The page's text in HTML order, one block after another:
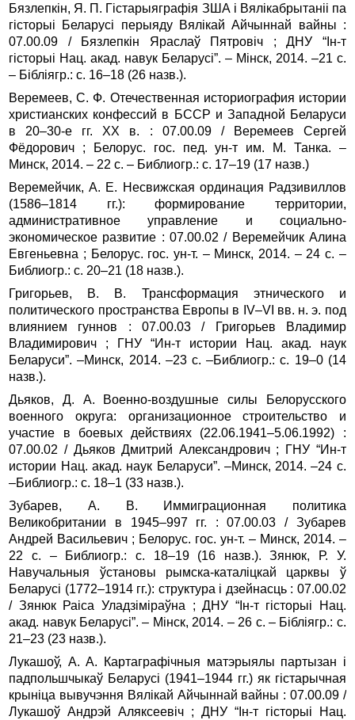
Бязлепкін, Я. П. Гістарыяграфія ЗША і Вялікабрытаніі па
гісторыі Беларусі перыяду Вялікай Айчыннай вайны :
07.00.09 / Бязлепкін Яраслаў Пятровіч ; ДНУ “Ін‑т
гісторыі Нац. акад. навук Беларусі”. – Мінск, 2014. –21 с.
– Бібліягр.: с. 16–18 (26 назв.).
Веремеев, С. Ф. Отечественная историография истории
христианских конфессий в БССР и Западной Беларуси
в 20–30-е гг. XX в. : 07.00.09 / Веремеев Сергей
Фёдорович ; Белорус. гос. пед. ун‑т им. М. Танка. –
Минск, 2014. – 22 с. – Библиогр.: с. 17–19 (17 назв.)
Веремейчик, А. Е. Несвижская ординация Радзивиллов
(1586–1814 гг.): формирование территории,
административное управление и социально-
экономическое развитие : 07.00.02 / Веремейчик Алина
Евгеньевна ; Белорус. гос. ун‑т. – Минск, 2014. – 24 с. –
Библиогр.: с. 20–21 (18 назв.).
Григорьев, В. В. Трансформация этнического и
политического пространства Европы в IV–VI вв. н. э. под
влиянием гуннов : 07.00.03 / Григорьев Владимир
Владимирович ; ГНУ “Ин-т истории Нац. акад. наук
Беларуси”. –Минск, 2014. –23 с. –Библиогр.: с. 19–0 (14
назв.).
Дьяков, Д. А. Военно-воздушные силы Белорусского
военного округа: организационное строительство и
участие в боевых действиях (22.06.1941–5.06.1992) :
07.00.02 / Дьяков Дмитрий Александрович ; ГНУ “Ин-т
истории Нац. акад. наук Беларуси”. –Минск, 2014. –24 с.
–Библиогр.: с. 18–1 (33 назв.).
Зубарев, А. В. Иммиграционная политика
Великобритании в 1945–997 гг. : 07.00.03 / Зубарев
Андрей Васильевич ; Белорус. гос. ун‑т. – Минск, 2014. –
22 с. – Библиогр.: с. 18–19 (16 назв.). Зянюк, Р. У.
Навучальныя ўстановы рымска-каталіцкай царквы ў
Беларусі (1772–1914 гг.): структура і дзейнасць : 07.00.02
/ Зянюк Раіса Уладзіміраўна ; ДНУ “Ін‑т гісторыі Нац.
акад. навук Беларусі”. – Мінск, 2014. – 26 с. – Бібліягр.: с.
21–23 (23 назв.).
Лукашоў, А. А. Картаграфічныя матэрыялы партызан і
падпольшчыкаў Беларусі (1941–1944 гг.) як гістарычная
крыніца вывучэння Вялікай Айчыннай вайны : 07.00.09 /
Лукашоў Андрэй Аляксеевіч ; ДНУ “Ін‑т гісторыі Нац.